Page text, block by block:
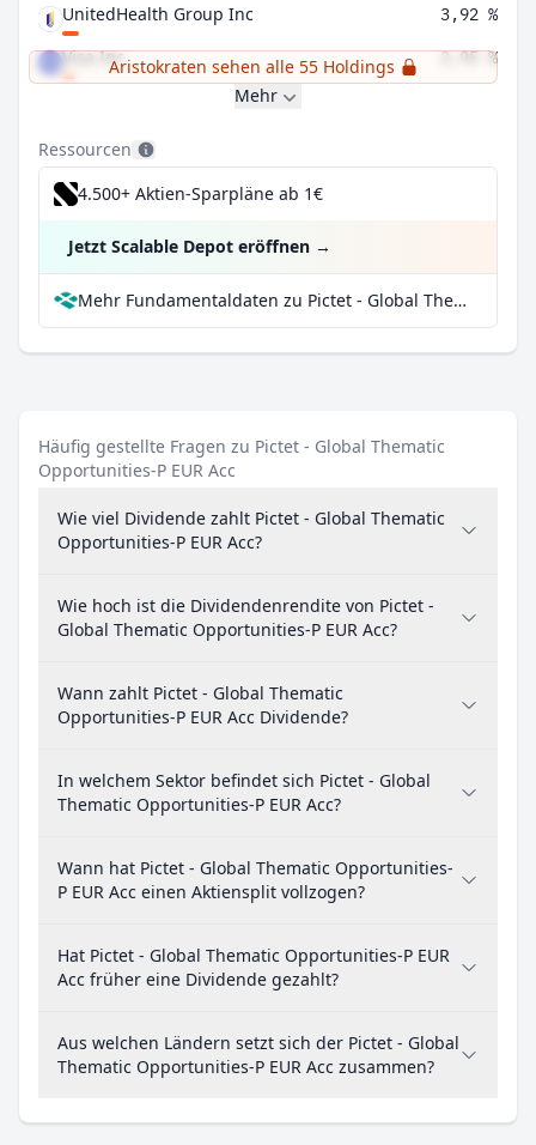
UnitedHealth Group Inc 3,92 %
Visa Inc 2,95 %
Aristokraten sehen alle 55 Holdings
Mehr
Ressourcen
4.500+ Aktien-Sparpläne ab 1€
Jetzt Scalable Depot eröffnen →
Mehr Fundamentaldaten zu Pictet - Global Thematic Opportunities-P EUR Acc bei Parqet
Häufig gestellte Fragen zu Pictet - Global Thematic
Opportunities-P EUR Acc
Wie viel Dividende zahlt Pictet - Global Thematic
Opportunities-P EUR Acc?
Wie hoch ist die Dividendenrendite von Pictet -
Global Thematic Opportunities-P EUR Acc?
Wann zahlt Pictet - Global Thematic
Opportunities-P EUR Acc Dividende?
In welchem Sektor befindet sich Pictet - Global
Thematic Opportunities-P EUR Acc?
Wann hat Pictet - Global Thematic Opportunities-
P EUR Acc einen Aktiensplit vollzogen?
Hat Pictet - Global Thematic Opportunities-P EUR
Acc früher eine Dividende gezahlt?
Aus welchen Ländern setzt sich der Pictet - Global
Thematic Opportunities-P EUR Acc zusammen?